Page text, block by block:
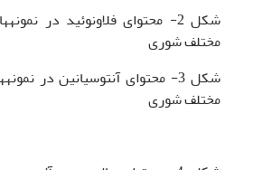
شکل 2- محتوای فلاونوئید در
مختلف شوری
شکل 3- محتوای آنتوسیانین در
مختلف شوری